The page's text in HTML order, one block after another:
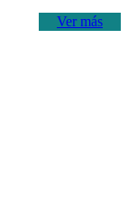
Ver más